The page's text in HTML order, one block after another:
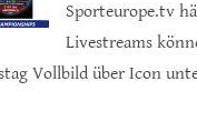
Sporteurope.tv
Livestreams
Vollbild über Icon